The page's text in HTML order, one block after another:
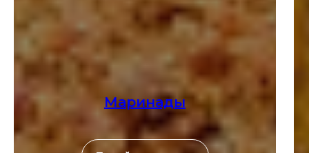
Маринады